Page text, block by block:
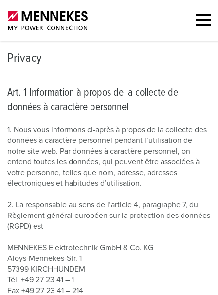
Privacy
Art. 1 Information à propos de la collecte de
données à caractère personnel
1. Nous vous informons ci-après à propos de la collecte des
données à caractère personnel pendant l’utilisation de
notre site web. Par données à caractère personnel, on
entend toutes les données, qui peuvent être associées à
votre personne, telles que nom, adresse, adresses
électroniques et habitudes d’utilisation.
2. La responsable au sens de l’article 4, paragraphe 7, du
Règlement général européen sur la protection des données
(RGPD) est
MENNEKES Elektrotechnik GmbH & Co. KG
Aloys-Mennekes-Str. 1
57399 KIRCHHUNDEM
Tél. +49 27 23 41 – 1
Fax +49 27 23 41 – 214